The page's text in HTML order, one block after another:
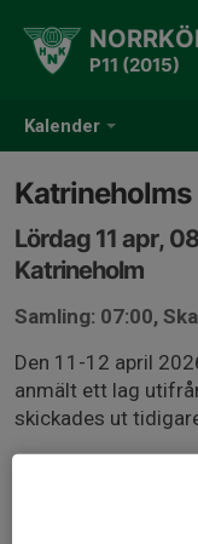
Kalender
P11 (2015)
Lördag 11 apr,
Katrineholm
Samling: 07:00,
Den 11-12 april
anmält ett lag
skickades ut
som ska delta,
tas från lagkassan.